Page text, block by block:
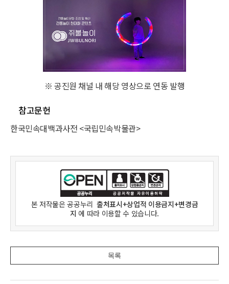
※ 공진원 채널 내 해당 영상으로 연동 발행
참고문헌
한국민속대백과사전 <국립민속박물관>
본 저작물은공공누리 출처표시+상업적 이용금지+변경금
지 에 따라 이용할 수 있습니다.
목록